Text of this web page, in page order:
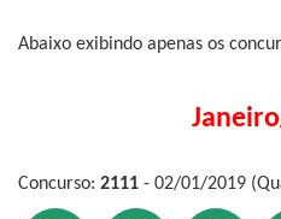
Abaixo exibindo apenas os
Concurso: 2111 - 02/01/2019